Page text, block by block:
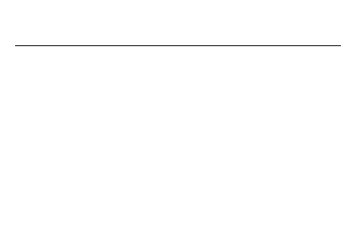
százalékot, a nettóé 11,0 százalékot tett ki, emellett